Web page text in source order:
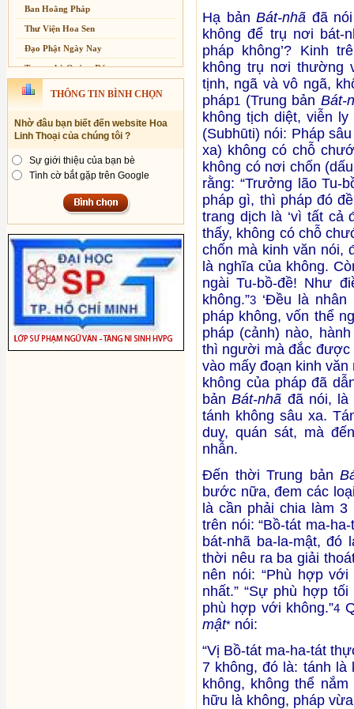
Ban Hoằng Pháp
Thư Viện Hoa Sen
Đạo Phật Ngày Nay
Trang nhà Quảng Đức
Báo Giác Ngộ
THÔNG TIN BÌNH CHỌN
Nhờ đâu bạn biết đến website Hoa
Linh Thoại của chúng tôi ?
Sự giới thiệu của bạn bè
Tình cờ bắt gặp trên Google
Hạ bảnBát-nhã đã
không để trụ nơi bát-
pháp không’? Kinh
không trụ nơi thường
tịnh, ngã và vô ngã,
pháp1 (Trung bản Bát-
không tịch diệt, viễn
(Subhūti) nói: Pháp
xa) không có chỗ
không có nơi chốn
rằng: “Trưởng lão Tu-
pháp gì, thì pháp đó
trang dịch là ‘vì tất cả
thấy, không có chỗ
chốn mà kinh văn nói,
là nghĩa của không.
ngài Tu-bồ-đề! Như
không.”3 ‘Đều là
pháp không, vốn thể
pháp (cảnh) nào,
thì người mà đắc được
vào mấy đoạn kinh
không của pháp đã
bảnBát-nhã đã nói, là
tánh không sâu xa.
duy, quán sát, mà
nhẫn.
Đến thời Trung bản
bước nữa, đem các
là cần phải chia làm
trên nói: “Bồ-tát ma-
bát-nhã ba-la-mật, đó
thời nêu ra ba giải
nên nói: “Phù hợp
nhất.” “Sự phù hợp
phù hợp với không.”4
mật* nói:
“Vị Bồ-tát ma-ha-tát
7 không, đó là: tánh
không, không thể
hữu là không, pháp